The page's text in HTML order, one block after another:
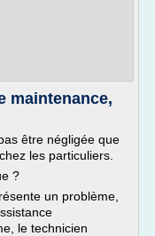
maintenance,
être négligée que
les particuliers.
?
un problème,
le technicien